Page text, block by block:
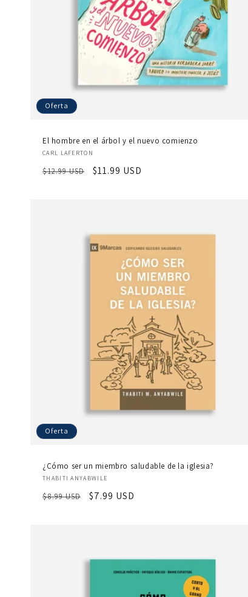
Oferta
El hombre en el árbol y el nuevo comienzo
Proveedor:
CARL LAFERTON
Precio
$12.99 USD
Precio
$11.99 USD
Oferta
¿Cómo ser un miembro saludable de la iglesia?
Proveedor:
THABITI ANYABWILE
Precio
$8.99 USD
Precio
$7.99 USD